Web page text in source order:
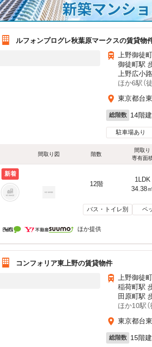
ルフォンプログレ秋葉原マークスの賃貸物
上野御徒
御徒町駅
上野広小
ほか6駅（
東京都台
総階数 14階建
駐車場あり
間取り図 階数
間取り
専有面
新着
12階
1LDK
34.38㎡
バス・トイレ別 ペ
ほか提供
コンフォリア東上野の賃貸物件
上野御徒
稲荷町駅
田原町駅
ほか10駅（
東京都台
総階数 15階建